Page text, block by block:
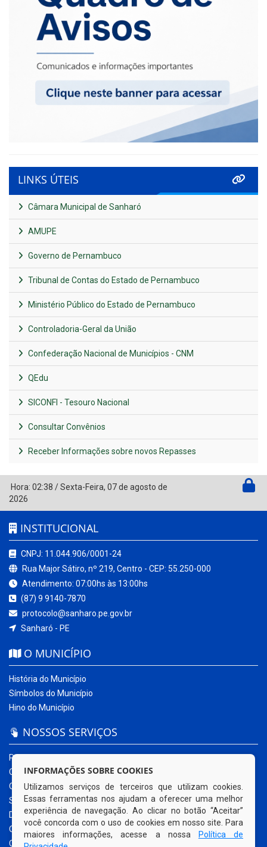
LINKS ÚTEIS
Câmara Municipal de Sanharó
AMUPE
Governo de Pernambuco
Tribunal de Contas do Estado de Pernambuco
Ministério Público do Estado de Pernambuco
Controladoria-Geral da União
Confederação Nacional de Municípios - CNM
QEdu
SICONFI - Tesouro Nacional
Consultar Convênios
Receber Informações sobre novos Repasses
Hora: 02:38 /Sexta-Feira, 07 de agosto de
2026
INSTITUCIONAL
CNPJ: 11.044.906/0001-24
Rua Major Sátiro, nº 219, Centro - CEP: 55.250-000
Atendimento: 07:00hs às 13:00hs
(87) 9 9140-7870
protocolo@sanharo.pe.gov.br
Sanharó - PE
O MUNICÍPIO
História do Município
Símbolos do Município
Hino do Município
NOSSOS SERVIÇOS
Portal da Transparência
Carta de Serviços ao Usuário
Ouvidoria Municipal
Sistema Eletrônico – e-SIC
Diário Oficial
Quadro de Avisos
Contracheque Online
INFORMAÇÕES SOBRE COOKIES
Utilizamos serviços de terceiros que utilizam cookies.
Essas ferramentas nos ajudam a oferecer uma melhor
experiência de navegação. Ao clicar no botão “Aceitar”
você concorda com o uso de cookies em nosso site. Para
maiores informações, acesse a nossa
Política de